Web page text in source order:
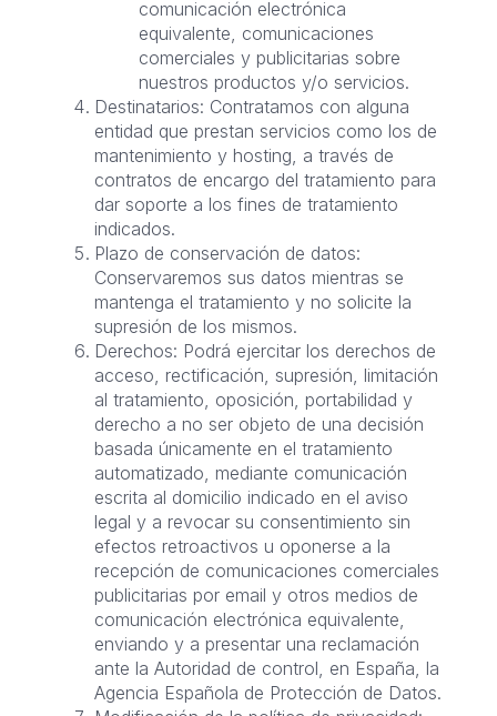
comunicación electrónica
equivalente, comunicaciones
comerciales y publicitarias sobre
nuestros productos y/o servicios.
Destinatarios: Contratamos con alguna
entidad que prestan servicios como los de
mantenimiento y hosting, a través de
contratos de encargo del tratamiento para
dar soporte a los fines de tratamiento
indicados.
Plazo de conservación de datos:
Conservaremos sus datos mientras se
mantenga el tratamiento y no solicite la
supresión de los mismos.
Derechos: Podrá ejercitar los derechos de
acceso, rectificación, supresión, limitación
al tratamiento, oposición, portabilidad y
derecho a no ser objeto de una decisión
basada únicamente en el tratamiento
automatizado, mediante comunicación
escrita al domicilio indicado en el aviso
legal y a revocar su consentimiento sin
efectos retroactivos u oponerse a la
recepción de comunicaciones comerciales
publicitarias por email y otros medios de
comunicación electrónica equivalente,
enviando y a presentar una reclamación
ante la Autoridad de control, en España, la
Agencia Española de Protección de Datos.